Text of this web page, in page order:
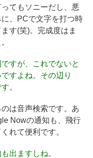
てもソニーだし、悪
、PCで文字を打つ時
す(笑)。完成度はま
すが、これでないと
すよね。その辺り
。
は音声検索です。あ
Nowの通知も、飛行
れて便利です。
出ますしね。